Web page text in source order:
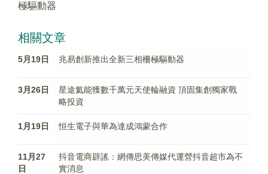
極驅動器
相關文章
5月19日 兆易創新推出全新三相柵極驅動器
3月26日
星途氦能獲數千萬元天使輪融資 頂固集創獨家戰
略投資
1月19日 恒生電子與華為達成鴻蒙合作
11月27
日
抖音電商辟謠：網傳思美傳媒代運營抖音超市為不
實消息